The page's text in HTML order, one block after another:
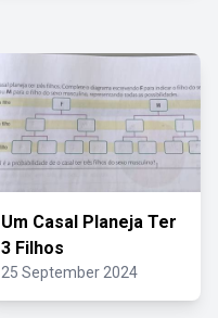
Um Casal Planeja Ter
3 Filhos
25 September 2024